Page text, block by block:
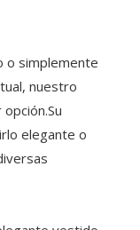
o simplemente
nuestro
elegante o